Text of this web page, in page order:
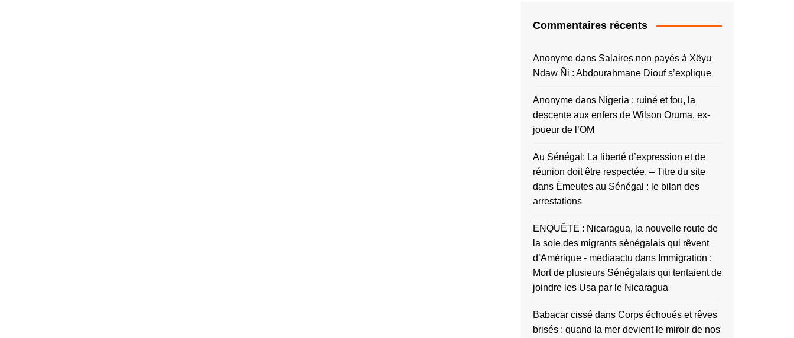
Commentaires récents
Anonyme dans Salaires non payés à Xëyu
Ndaw Ñi : Abdourahmane Diouf s’explique
Anonyme dans Nigeria : ruiné et fou, la
descente aux enfers de Wilson Oruma, ex-
joueur de l’OM
Au Sénégal: La liberté d’expression et de
réunion doit être respectée. – Titre du site
dans Émeutes au Sénégal : le bilan des
arrestations
ENQUÊTE : Nicaragua, la nouvelle route de
la soie des migrants sénégalais qui rêvent
d’Amérique - mediaactu dans Immigration :
Mort de plusieurs Sénégalais qui tentaient de
joindre les Usa par le Nicaragua
Babacar cissé dans Corps échoués et rêves
brisés : quand la mer devient le miroir de nos